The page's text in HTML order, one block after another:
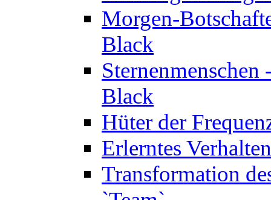
Morgen-
Black
Black
Hüter der
Erlerntes
Transformation